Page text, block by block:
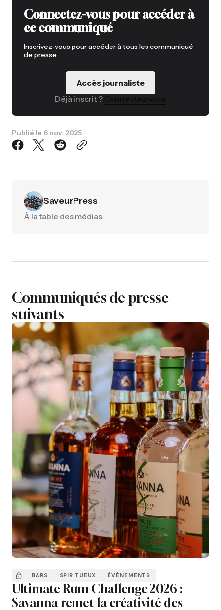
Connectez-vous pour accéder à
ce communiqué
Inscrivez-vous pour accéder à tous les communiqué
de presse.
Accès journaliste
Déjà inscrit ?
Publié le 6 nov. 2025
SaveurPress
À la table des médias.
Communiqués de presse
suivants
BARS SPIRITUEUX ÉVÈNEMENTS
Ultimate Rum Challenge 2026 :
Savanna remet la créativité des